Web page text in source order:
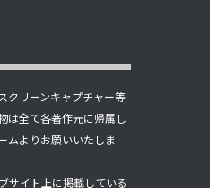
クリーンキャプチャー等
は全て各著作元に帰属し
ムよりお願いいたしま
サイト上に掲載している